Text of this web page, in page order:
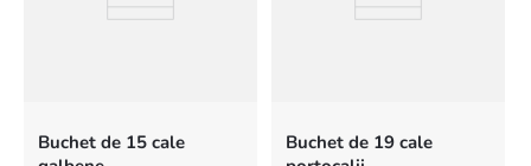
Buchet de 15 cale
Buchet de 19 cale